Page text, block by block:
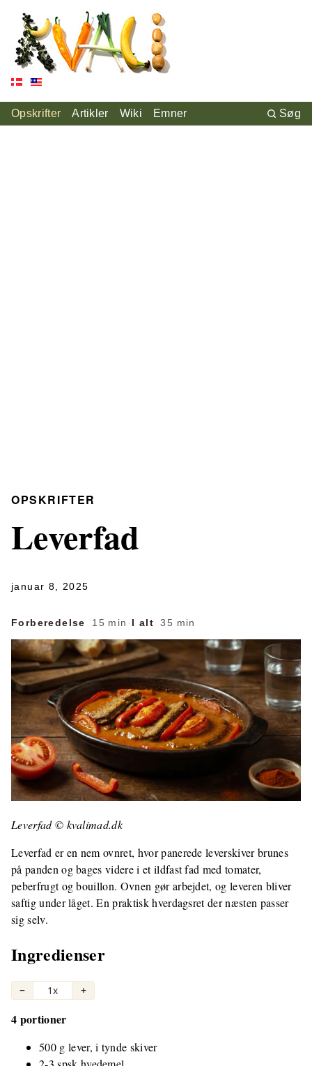
Opskrifter Artikler Wiki Emner Søg
OPSKRIFTER
Leverfad
januar 8, 2025
Forberedelse 15 min · I alt 35 min
Leverfad © kvalimad.dk
Leverfad er en nem ovnret, hvor panerede leverskiver brunes
på panden og bages videre i et ildfast fad med tomater,
peberfrugt og bouillon. Ovnen gør arbejdet, og leveren bliver
saftig under låget. En praktisk hverdagsret der næsten passer
sig selv.
Ingredienser
− 1x +
4 portioner
500 g lever, i tynde skiver